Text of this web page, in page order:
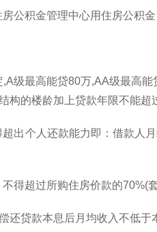
公积金管理中心用住房公积
级最高能贷80万,AA级最高
构的楼龄加上贷款年限不能超
出个人还款能力即：借款人
得超过所购住房价款的70%(
还贷款本息后月均收入不低于